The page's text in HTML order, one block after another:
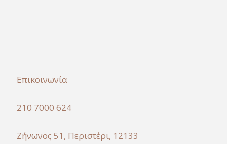
Επικοινωνία
210 7000 624
Ζήνωνος 51, Περιστέρι, 12133